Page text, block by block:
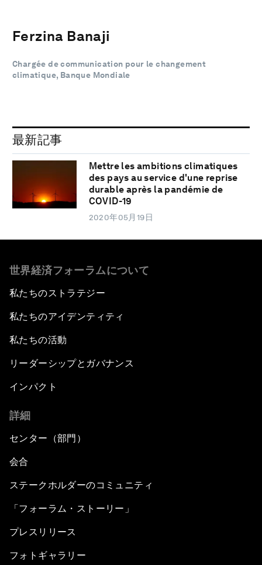
Ferzina Banaji
Chargée de communication pour le changement
climatique, Banque Mondiale
最新記事
Mettre les ambitions climatiques
des pays au service d'une reprise
durable après la pandémie de
COVID-19
2020年05月19日
世界経済フォーラムについて
私たちのストラテジー
私たちのアイデンティティ
私たちの活動
リーダーシップとガバナンス
インパクト
詳細
センター（部門）
会合
ステークホルダーのコミュニティ
「フォーラム・ストーリー」
プレスリリース
フォトギャラリー